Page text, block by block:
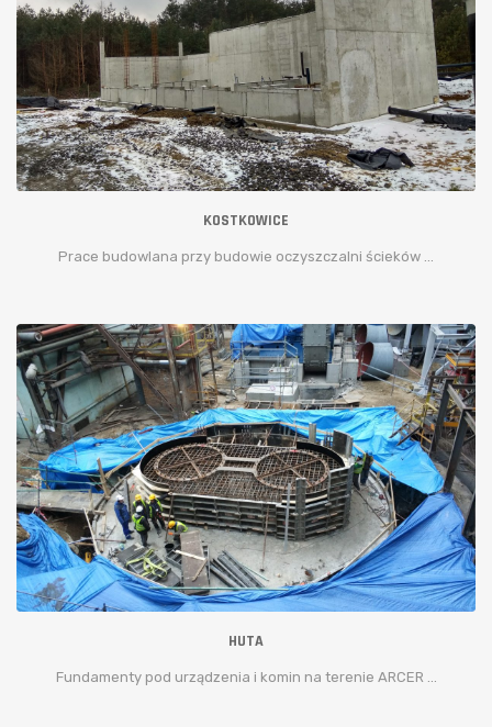
KOSTKOWICE
Prace budowlana przy budowie oczyszczalni ścieków ...
HUTA
Fundamenty pod urządzenia i komin na terenie ARCER ...